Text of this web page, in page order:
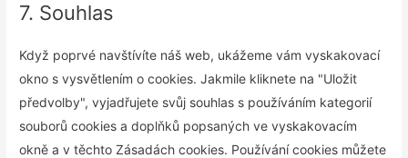
7. Souhlas
Když poprvé navštívíte náš web, ukážeme vám vyskakovací
okno s vysvětlením o cookies. Jakmile kliknete na "Uložit
předvolby", vyjadřujete svůj souhlas s používáním kategorií
souborů cookies a doplňků popsaných ve vyskakovacím
okně a v těchto Zásadách cookies. Používání cookies můžete